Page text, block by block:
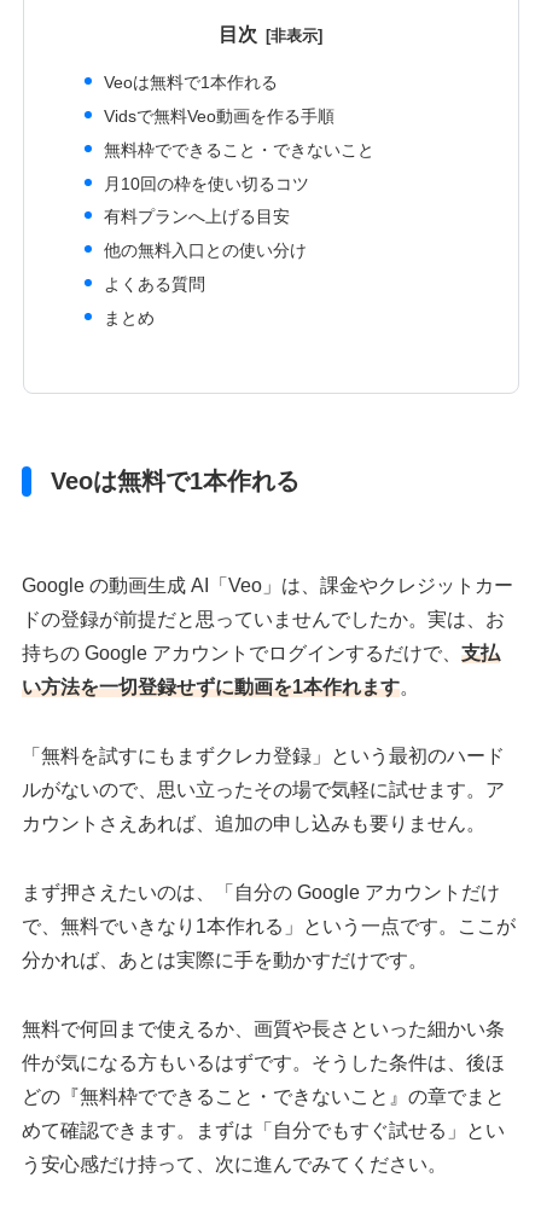
目次
Veoは無料で1本作れる
Vidsで無料Veo動画を作る手順
無料枠でできること・できないこと
月10回の枠を使い切るコツ
有料プランへ上げる目安
他の無料入口との使い分け
よくある質問
まとめ
Veoは無料で1本作れる
Google の動画生成 AI「Veo」は、課金やクレジットカー
ドの登録が前提だと思っていませんでしたか。実は、お
持ちの Google アカウントでログインするだけで、支払
い方法を一切登録せずに動画を1本作れます。
「無料を試すにもまずクレカ登録」という最初のハード
ルがないので、思い立ったその場で気軽に試せます。ア
カウントさえあれば、追加の申し込みも要りません。
まず押さえたいのは、「自分の Google アカウントだけ
で、無料でいきなり1本作れる」という一点です。ここが
分かれば、あとは実際に手を動かすだけです。
無料で何回まで使えるか、画質や長さといった細かい条
件が気になる方もいるはずです。そうした条件は、後ほ
どの『無料枠でできること・できないこと』の章でまと
めて確認できます。まずは「自分でもすぐ試せる」とい
う安心感だけ持って、次に進んでみてください。